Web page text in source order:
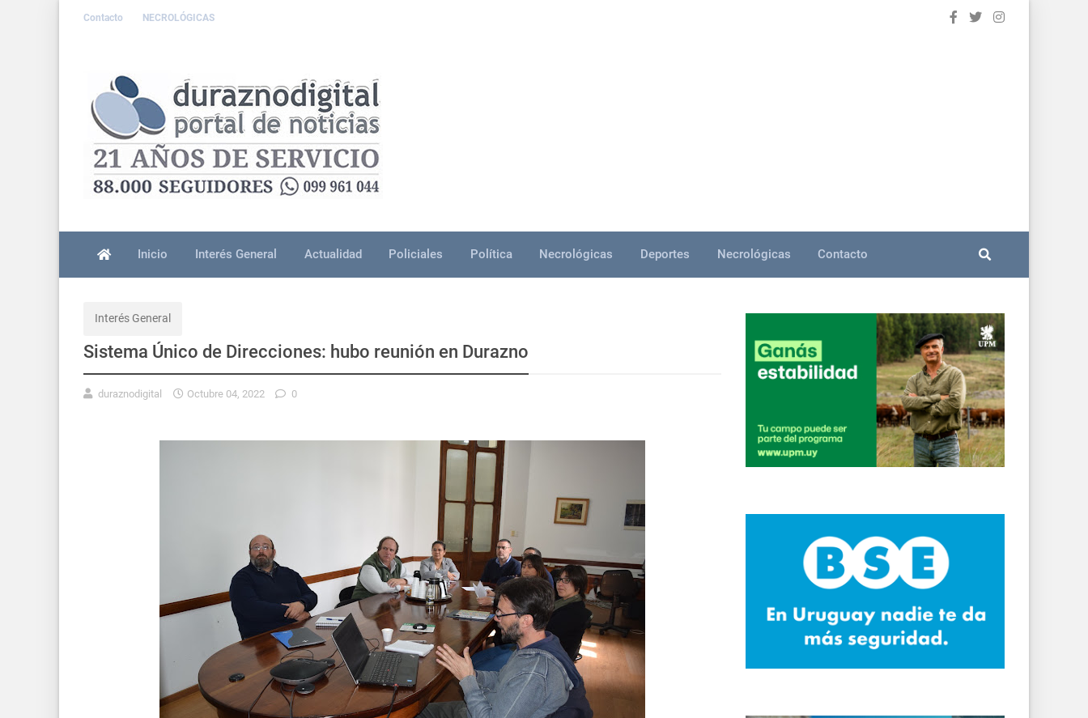
Contacto NECROLÓGICAS
Inicio Interés General Actualidad Policiales Política Necrológicas Deportes Necrológicas Contacto
Interés General
Sistema Único de Direcciones: hubo reunión en Durazno
duraznodigital Octubre 04, 2022 0